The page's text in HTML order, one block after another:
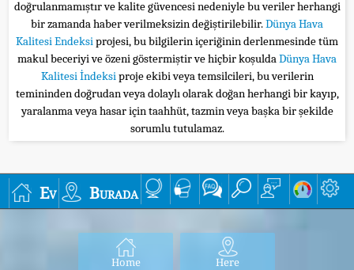
doğrulanmamıştır ve kalite güvencesi nedeniyle bu veriler herhangi
bir zamanda haber verilmeksizin değiştirilebilir.Dünya Hava
Kalitesi Endeksiprojesi, bu bilgilerin içeriğinin derlenmesinde tüm
makul beceriyi ve özeni göstermiştir ve hiçbir koşuldaDünya Hava
Kalitesi İndeksiproje ekibi veya temsilcileri, bu verilerin
temininden doğrudan veya dolaylı olarak doğan herhangi bir kayıp,
yaralanma veya hasar için taahhüt, tazmin veya başka bir şekilde
sorumlu tutulamaz.
Ev Burada
Home Here